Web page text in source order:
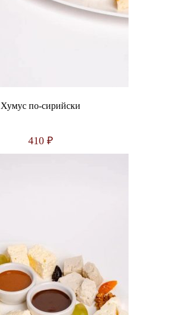
Хумус по-сирийски
410 ₽